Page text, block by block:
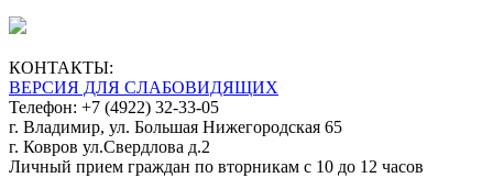
КОНТАКТЫ:
ВЕРСИЯ ДЛЯ СЛАБОВИДЯЩИХ
Телефон: +7 (4922) 32-33-05
г. Владимир, ул. Большая Нижегородская 65
г. Ковров ул.Свердлова д.2
Личный прием граждан по вторникам с 10 до 12 часов